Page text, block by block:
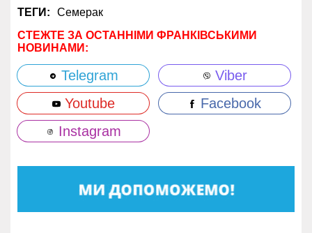
ТЕГИ:
Семерак
СТЕЖТЕ ЗА ОСТАННІМИ ФРАНКІВСЬКИМИ
НОВИНАМИ:
Telegram
Viber
Youtube
Facebook
Instagram